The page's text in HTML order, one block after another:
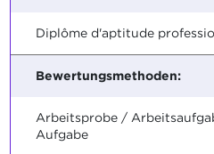
Diplôme d'aptitude
Bewertungsmethoden:
Arbeitsprobe /
Aufgabe